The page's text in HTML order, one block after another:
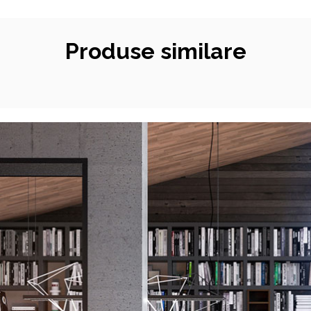
Produse similare